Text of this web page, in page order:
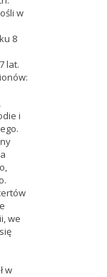
w
8
lat.
i
we
w